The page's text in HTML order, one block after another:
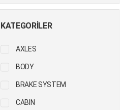
KATEGORILER
AXLES
BODY
BRAKE SYSTEM
CABIN